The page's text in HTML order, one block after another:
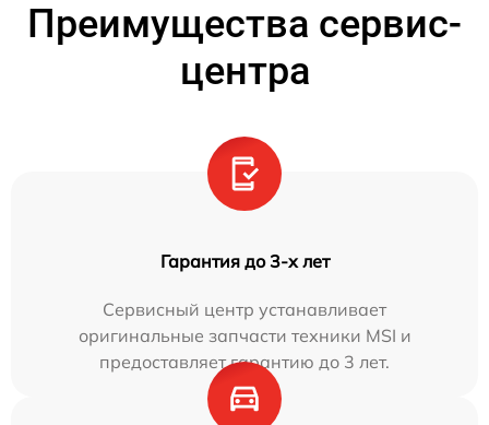
Преимущества сервис-
центра
Гарантия до 3-х лет
Сервисный центр устанавливает
оригинальные запчасти техники MSI и
предоставляет гарантию до 3 лет.